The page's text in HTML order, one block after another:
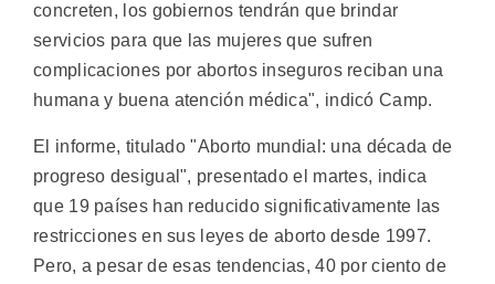
concreten, los gobiernos tendrán que brindar
servicios para que las mujeres que sufren
complicaciones por abortos inseguros reciban una
humana y buena atención médica", indicó Camp.
El informe, titulado "Aborto mundial: una década de
progreso desigual", presentado el martes, indica
que 19 países han reducido significativamente las
restricciones en sus leyes de aborto desde 1997.
Pero, a pesar de esas tendencias, 40 por ciento de